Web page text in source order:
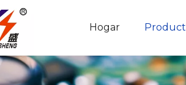
Hogar